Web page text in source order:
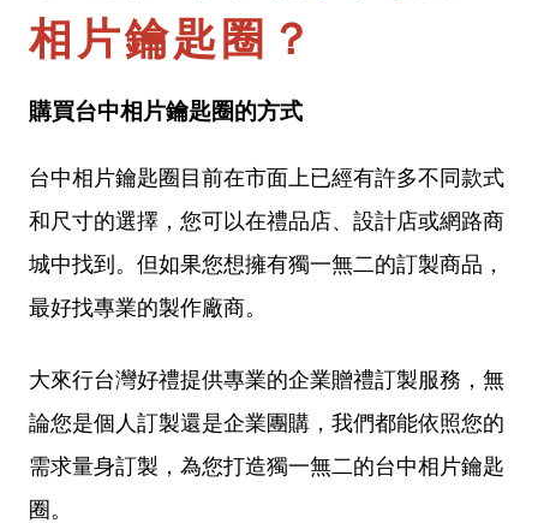
相片鑰匙圈？
購買台中相片鑰匙圈的方式
台中相片鑰匙圈目前在市面上已經有許多不同款式
和尺寸的選擇，您可以在禮品店、設計店或網路商
城中找到。但如果您想擁有獨一無二的訂製商品，
最好找專業的製作廠商。
大來行台灣好禮提供專業的企業贈禮訂製服務，無
論您是個人訂製還是企業團購，我們都能依照您的
需求量身訂製，為您打造獨一無二的台中相片鑰匙
圈。